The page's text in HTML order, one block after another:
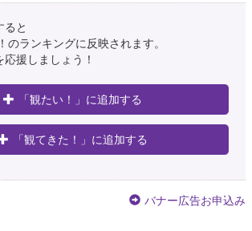
ると
のランキングに反映されます。
援しましょう！
「観たい！」に追加する
「観てきた！」に追加する
バナー広告お申込み